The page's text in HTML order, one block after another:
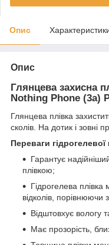
Опис
Опис
Глянцева захисна
Nothing Phone (3a)
Глянцева плівка
сколів. На дотик і зовні
Переваги гідрогелевої
Гарантує
плівкою;
Гідрогелева
відколів, порівнюючи
Відштовхує вологу
Має прозорість,